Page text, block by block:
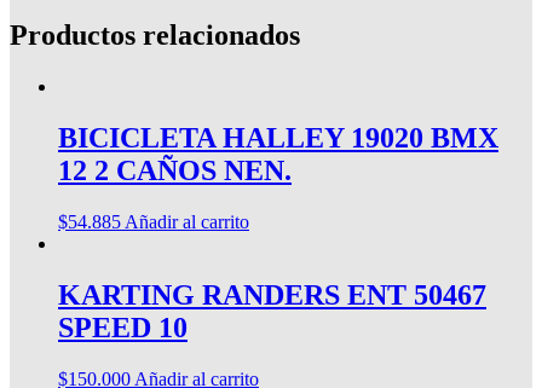
Productos relacionados
BICICLETA HALLEY 19020 BMX
12 2 CAÑOS NEN.
$54.885 Añadir al carrito
KARTING RANDERS ENT 50467
SPEED 10
$150.000 Añadir al carrito